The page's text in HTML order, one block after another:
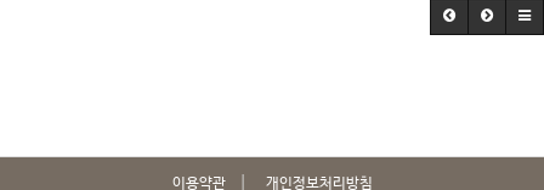
이용약관 개인정보처리방침